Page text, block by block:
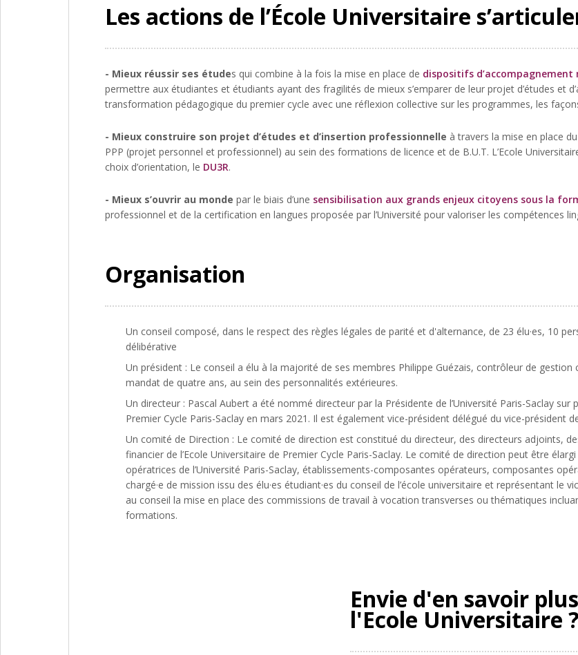
Les actions de l’École Universitaire
- Mieux réussir ses études qui combine à la fois la mise en place de dispositifs
permettre aux étudiantes et étudiants ayant des fragilités de mieux s’emparer de leur projet d’études et
transformation pédagogique du premier cycle avec une réflexion collective sur les programmes, les
- Mieux construire son projet d’études et d’insertion professionnelle à travers la mise en place du
PPP (projet personnel et professionnel) au sein des formations de licence et de B.U.T. L’Ecole
choix d’orientation, le DU3R.
- Mieux s’ouvrir au monde par le biais d’une sensibilisation aux grands enjeux citoyens sous la
professionnel et de la certification en langues proposée par l’Université pour valoriser les compétences
Organisation
Un conseil composé, dans le respect des règles légales de parité et d'alternance, de 23 élu·es, 10
délibérative
Un président : Le conseil a élu à la majorité de ses membres Philippe Guézais, contrôleur de
mandat de quatre ans, au sein des personnalités extérieures.
Un directeur : Pascal Aubert a été nommé directeur par la Présidente de l’Université Paris-Saclay sur
Premier Cycle Paris-Saclay en mars 2021. Il est également vice-président délégué du vice-président
Un comité de Direction : Le comité de direction est constitué du directeur, des directeurs adjoints,
financier de l’Ecole Universitaire de Premier Cycle Paris-Saclay. Le comité de direction peut être
opératrices de l’Université Paris-Saclay, établissements-composantes opérateurs, composantes
chargé·e de mission issu des élu·es étudiant·es du conseil de l’école universitaire et représentant
au conseil la mise en place des commissions de travail à vocation transverses ou thématiques
formations.
Envie d'en savoir
l'Ecole Universitaire ?